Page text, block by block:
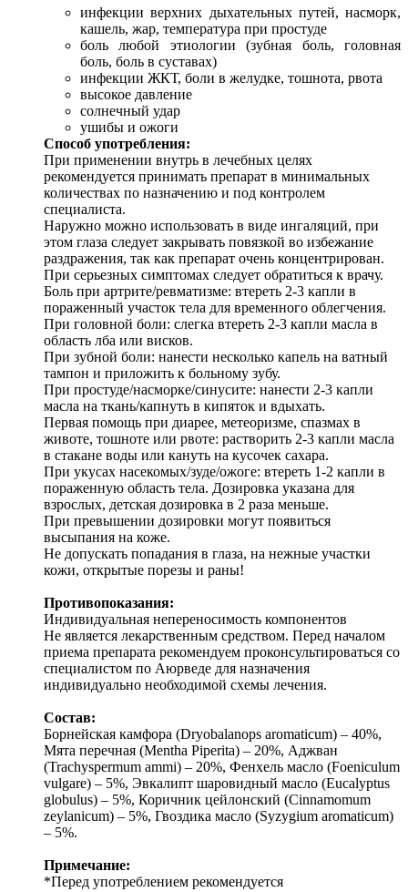
инфекции верхних дыхательных путей, насморк,
кашель, жар, температура при простуде
боль любой этиологии (зубная боль, головная
боль, боль в суставах)
инфекции ЖКТ, боли в желудке, тошнота, рвота
высокое давление
солнечный удар
ушибы и ожоги
Способ употребления:
При применении внутрь в лечебных целях
рекомендуется принимать препарат в минимальных
количествах по назначению и под контролем
специалиста.
Наружно можно использовать в виде ингаляций, при
этом глаза следует закрывать повязкой во избежание
раздражения, так как препарат очень концентрирован.
При серьезных симптомах следует обратиться к врачу.
Боль при артрите/ревматизме: втереть 2-3 капли в
пораженный участок тела для временного облегчения.
При головной боли: слегка втереть 2-3 капли масла в
область лба или висков.
При зубной боли: нанести несколько капель на ватный
тампон и приложить к больному зубу.
При простуде/насморке/синусите: нанести 2-3 капли
масла на ткань/капнуть в кипяток и вдыхать.
Первая помощь при диарее, метеоризме, спазмах в
животе, тошноте или рвоте: растворить 2-3 капли масла
в стакане воды или кануть на кусочек сахара.
При укусах насекомых/зуде/ожоге: втереть 1-2 капли в
пораженную область тела. Дозировка указана для
взрослых, детская дозировка в 2 раза меньше.
При превышении дозировки могут появиться
высыпания на коже.
Не допускать попадания в глаза, на нежные участки
кожи, открытые порезы и раны!
Противопоказания:
Индивидуальная непереносимость компонентов
Не является лекарственным средством. Перед началом
приема препарата рекомендуем проконсультироваться со
специалистом по Аюрведе для назначения
индивидуально необходимой схемы лечения.
Состав:
Борнейская камфора (Dryobalanops aromaticum) – 40%,
Мята перечная (Mentha Piperita) – 20%, Аджван
(Trachyspermum ammi) – 20%, Фенхель масло (Foeniculum
vulgare) – 5%, Эвкалипт шаровидный масло (Eucalyptus
globulus) – 5%, Коричник цейлонский (Cinnamomum
zeylanicum) – 5%, Гвоздика масло (Syzygium aromaticum)
– 5%.
Примечание:
*Перед употреблением рекомендуется